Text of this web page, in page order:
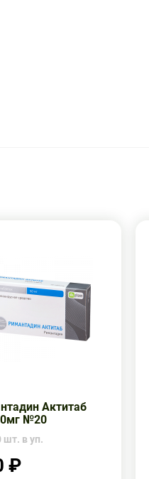
Актитаб
№20
шт. в уп.
₽